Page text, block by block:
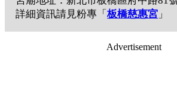
詳細資訊請見粉專「 板橋慈惠宮 」
Advertisement